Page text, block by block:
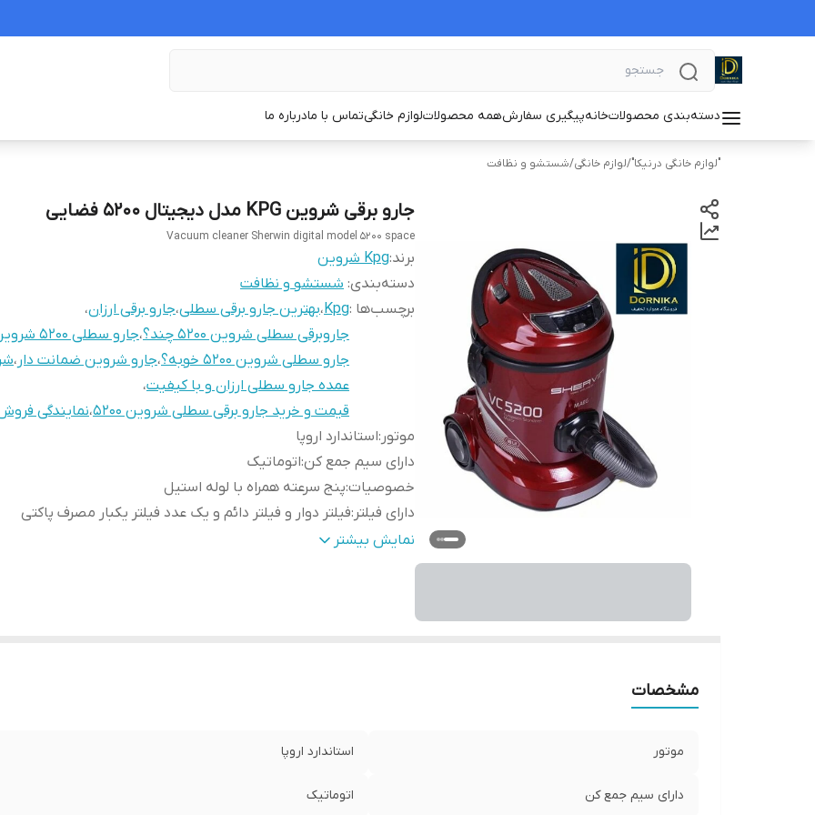
دسته‌بندی محصولاتخانهپیگیری سفارشهمه محصولاتلوازم خانگیتماس با مادرباره ما
"لوازم خانگی درنیکا"/لوازم خانگی/شستشو و نظافت
جارو برقی شروین KPG مدل دیجیتال ۵۲۰۰ فضایی
Vacuum cleaner Sherwin digital model 5200 space
برند:Kpg شروین
دسته‌بندی: شستشو و نظافت
برچسب‌ها :Kpg،بهترین جارو برقی سطلی،جارو برقی ارزان،
جاروبرقی سطلی شروین ۵۲۰۰ چند؟
،جارو سطلی ۵۲۰۰ شروین kpg
جارو سطلی شروین ۵۲۰۰ خوبه؟
،جارو شروین ضمانت دار ،
عمده جارو سطلی ارزان و با کیفیت،
قیمت و خرید جارو برقی سطلی شروین ۵۲۰۰
،نمایندگی
موتور :استاندارد اروپا
دارای سیم جمع کن:اتوماتیک
خصوصیات:پنج سرعته همراه با لوله استیل
دارای فیلتر :فیلتر دوار و فیلتر دائم و یک عدد فیلتر یکبار مصرف پاکتی
نشانگر: دیجیتال
نمایش بیشتر
مشخصات
موتور استاندارد اروپا
دارای سیم جمع کن اتوماتیک